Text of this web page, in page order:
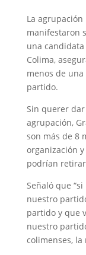
La
manifestaron
una
Colima,
menos de
partido.
Sin querer
agrupación,
son más de 8
organización
podrían
Señaló que
nuestro
partido y que
nuestro
colimenses, la